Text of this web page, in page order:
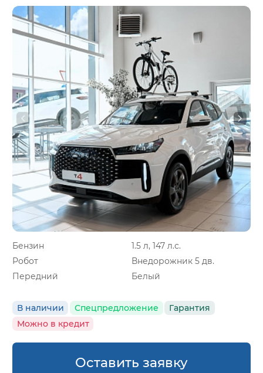
Бензин
1.5 л, 147 л.с.
Робот
Внедорожник 5 дв.
Передний
Белый
В наличии Спецпредложение
Гарантия
Можно в кредит
Оставить заявку